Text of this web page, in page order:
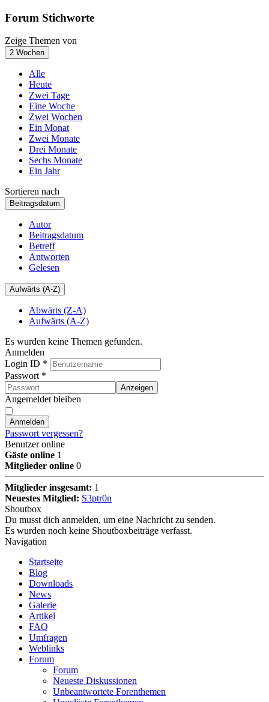
Forum Stichworte
Zeige Themen von
2 Wochen
Alle
Heute
Zwei Tage
Eine Woche
Zwei Wochen
Ein Monat
Zwei Monate
Drei Monate
Sechs Monate
Ein Jahr
Sortieren nach
Beitragsdatum
Autor
Beitragsdatum
Betreff
Antworten
Gelesen
Aufwärts (A-Z)
Abwärts (Z-A)
Aufwärts (A-Z)
Es wurden keine Themen gefunden.
Anmelden
Login ID *
Passwort*
Anzeigen
Angemeldet bleiben
Anmelden
Passwort vergessen?
Benutzer online
Gäste online 1
Mitglieder online 0
Mitglieder insgesamt: 1
Neuestes Mitglied: S3ptr0n
Shoutbox
Du musst dich anmelden, um eine Nachricht zu senden.
Es wurden noch keine Shoutboxbeiträge verfasst.
Navigation
Startseite
Blog
Downloads
News
Galerie
Artikel
FAQ
Umfragen
Weblinks
Forum
Forum
Neueste Diskussionen
Unbeantwortete Forenthemen